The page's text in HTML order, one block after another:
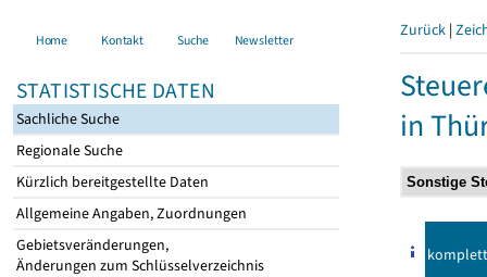
Home Kontakt Suche Newsletter
STATISTISCHE DATEN
Sachliche Suche
Regionale Suche
Kürzlich bereitgestellte Daten
Allgemeine Angaben, Zuordnungen
Gebietsveränderungen,
Änderungen zum Schlüsselverzeichnis
Zurück |
in
komplett